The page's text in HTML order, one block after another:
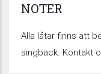
NOTER
Alla låtar finns att
singback. Kontakt